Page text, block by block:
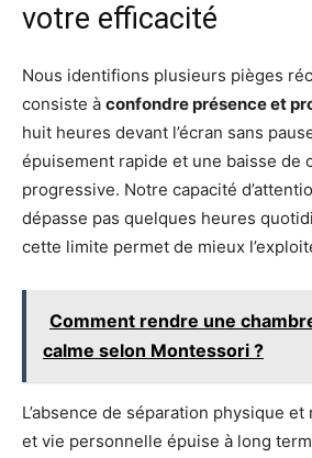
votre efficacité
Nous identifions plusieurs pièges
consiste à confondre présence et
huit heures devant l’écran sans
épuisement rapide et une baisse de
progressive. Notre capacité
dépasse pas quelques heures
cette limite permet de mieux
Comment rendre une
calme selon Montessori ?
L’absence de séparation physique
et vie personnelle épuise à long